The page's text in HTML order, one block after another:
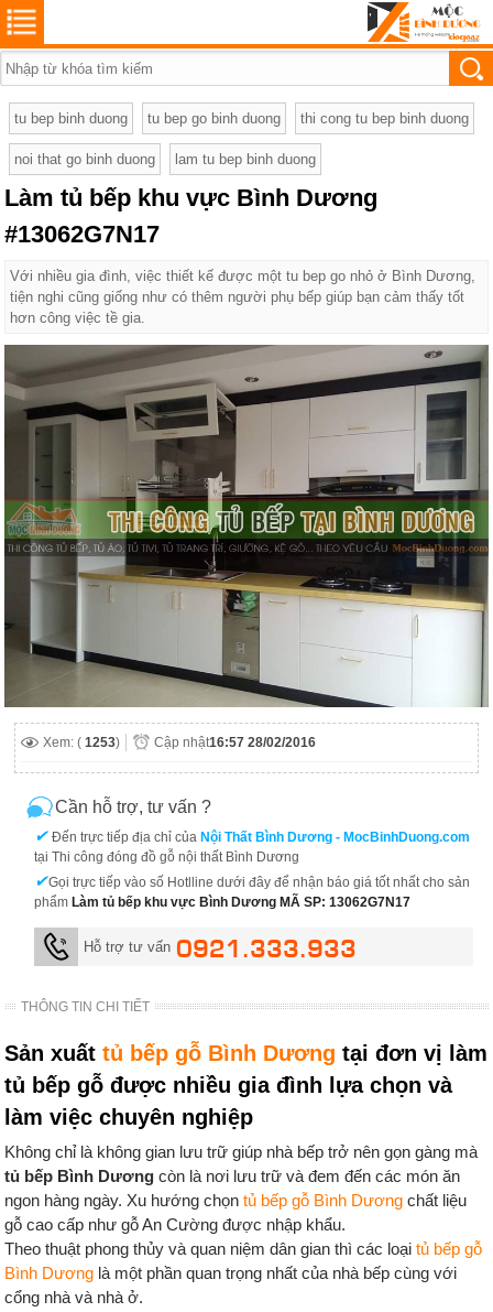
tu bep binh duong tu bep go binh duong thi cong tu bep binh duong
noi that go binh duong lam tu bep binh duong
Làm tủ bếp khu vực Bình Dương
#13062G7N17
Với nhiều gia đình, việc thiết kế được một tu bep go nhỏ ở Bình Dương,
tiện nghi cũng giống như có thêm người phụ bếp giúp bạn cảm thấy tốt
hơn công việc tề gia.
Xem: ( 1253) Cập nhật16:57 28/02/2016
Cần hỗ trợ, tư vấn ?
✔Đến trực tiếp địa chỉ của Nội Thất Bình Dương - MocBinhDuong.com
tại Thi công đóng đồ gỗ nội thất Bình Dương
✔Gọi trực tiếp vào số Hotlline dưới đây để nhận báo giá tốt nhất cho sản
phẩm Làm tủ bếp khu vực Bình Dương MÃ SP: 13062G7N17
Hỗ trợ tư vấn 0921.333.933
THÔNG TIN CHI TIẾT
Sản xuấttủ bếp gỗ Bình Dương tại đơn vị làm
tủ bếp gỗ được nhiều gia đình lựa chọn và
làm việc chuyên nghiệp
Không chỉ là không gian lưu trữ giúp nhà bếp trở nên gọn gàng mà
tủ bếp Bình Dương còn là nơi lưu trữ và đem đến các món ăn
ngon hàng ngày. Xu hướng chọntủ bếp gỗ Bình Dương chất liệu
gỗ cao cấp như gỗ An Cường được nhập khẩu.
Theo thuật phong thủy và quan niệm dân gian thì các loạitủ bếp gỗ
Bình Dương là một phần quan trọng nhất của nhà bếp cùng với
cổng nhà và nhà ở.